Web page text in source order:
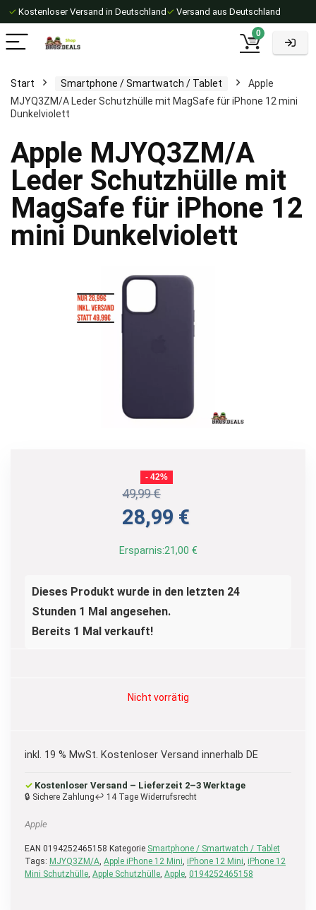
✓ Kostenloser Versand in Deutschland ✓ Versand aus Deutschland
0
Start Smartphone / Smartwatch / Tablet
Apple
MJYQ3ZM/A Leder Schutzhülle mit MagSafe für iPhone 12 mini
Dunkelviolett
Apple MJYQ3ZM/A
Leder Schutzhülle mit
MagSafe für iPhone 12
mini Dunkelviolett
- 42%
49,99€
Ursprünglicher
war:
28,99 €
ist:
Ersparnis:21,00 €
Dieses Produkt wurde in den letzten 24
Stunden 1 Mal angesehen.
Bereits 1 Mal verkauft!
Nicht vorrätig
inkl. 19 % MwSt. Kostenloser Versand innerhalb DE
✓ Kostenloser Versand – Lieferzeit 2–3 Werktage
🔒 Sichere Zahlung↩ 14 Tage Widerrufsrecht
Apple
EAN 0194252465158 Kategorie Smartphone / Smartwatch / Tablet
Tags: MJYQ3ZM/A, Apple iPhone 12 Mini, iPhone 12 Mini, iPhone 12
Mini Schutzhülle, Apple Schutzhülle, Apple, 0194252465158